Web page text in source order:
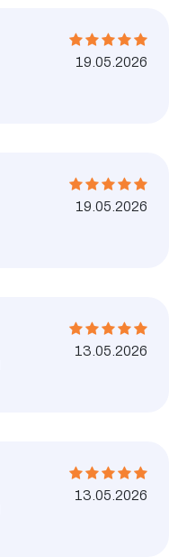
19.05.2026
19.05.2026
13.05.2026
13.05.2026